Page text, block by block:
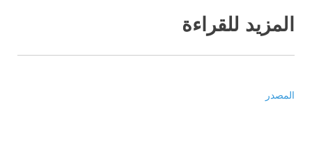
المزيد للقراءة
المصدر